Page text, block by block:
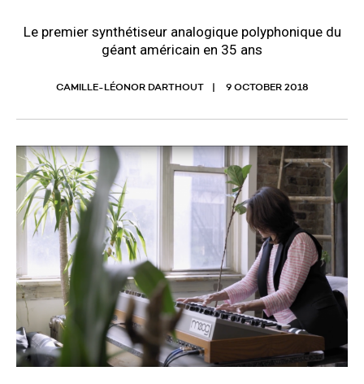
Le premier synthétiseur analogique polyphonique du
géant américain en 35 ans
CAMILLE-LÉONOR DARTHOUT 9 OCTOBER 2018